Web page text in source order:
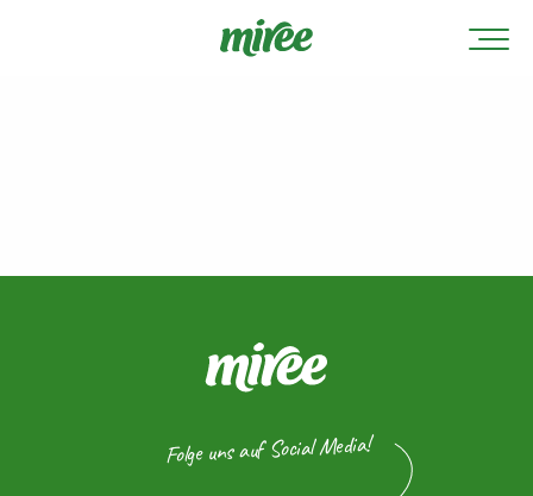
Folge uns auf Social Media!